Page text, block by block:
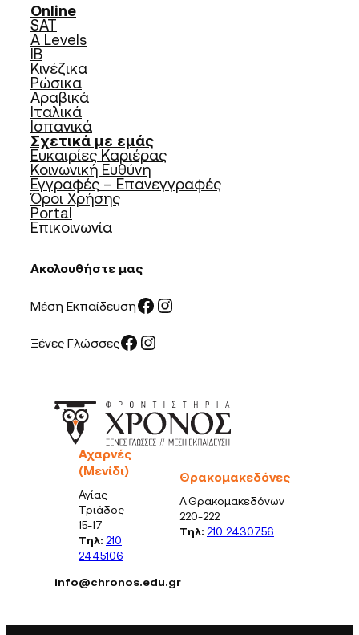
Online
SAT
A Levels
IB
Κινέζικα
Ρώσικα
Αραβικά
Ιταλικά
Ισπανικά
Σχετικά με εμάς
Ευκαιρίες Καριέρας
Κοινωνική Ευθύνη
Εγγραφές – Επανεγγραφές
Όροι Χρήσης
Portal
Επικοινωνία
Ακολουθήστε μας
Μέση ΕκπαίδευσηFacebook Instagram
Ξένες ΓλώσσεςFacebook Instagram
Αχαρνές
(Μενίδι)
Αγίας
Τριάδος
15-17
Τηλ: 210
2445106
Θρακομακεδόνες
Λ.Θρακομακεδόνων
220-222
Τηλ: 210 2430756
info@chronos.edu.gr